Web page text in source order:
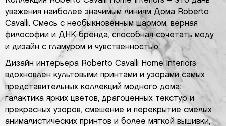
уважения наиболее значимым линиям Дома Roberto
Cavalli. Смесь с необыкновенным шармом, верная
философии и ДНК бренда, способная сочетать моду
и дизайн с гламуром и чувственностью.
Дизайн интерьера Roberto Cavalli Home Interiors
вдохновлен культовыми принтами и узорами самых
представительных коллекций модного дома:
галактика ярких цветов, драгоценных текстур и
прекрасных узоров, смешение и перекрытие смелых
анималистических принтов и более мягкой вышивки,